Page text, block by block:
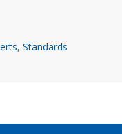
, Standards